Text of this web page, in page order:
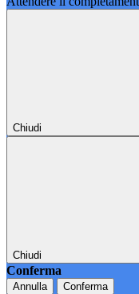
Chiudi
Chiudi
Conferma
Annulla Conferma